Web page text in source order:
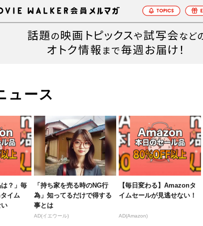
ュース
は？」毎
イム
「持ち家を売る時のNG行
為」知ってるだけで得する
事とは
AD(イエウール)
【毎日変わる】Amazonタ
イムセールが見逃せない！
AD(Amazon)